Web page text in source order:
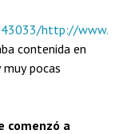
http://www.
contenida en
pocas
comenzó a